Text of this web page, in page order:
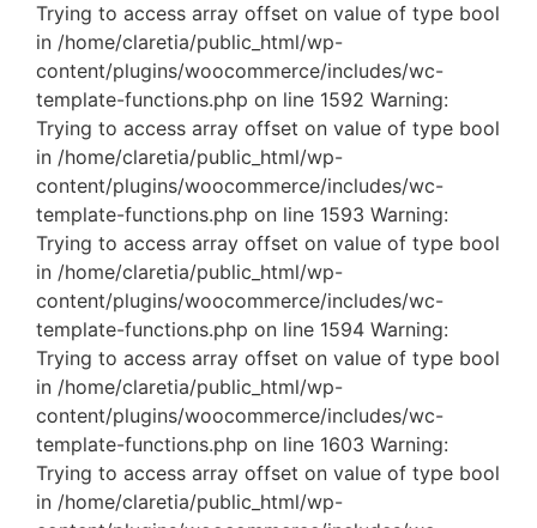
Trying to access array offset on value of type bool
in /home/claretia/public_html/wp-
content/plugins/woocommerce/includes/wc-
template-functions.php on line 1592 Warning:
Trying to access array offset on value of type bool
in /home/claretia/public_html/wp-
content/plugins/woocommerce/includes/wc-
template-functions.php on line 1593 Warning:
Trying to access array offset on value of type bool
in /home/claretia/public_html/wp-
content/plugins/woocommerce/includes/wc-
template-functions.php on line 1594 Warning:
Trying to access array offset on value of type bool
in /home/claretia/public_html/wp-
content/plugins/woocommerce/includes/wc-
template-functions.php on line 1603 Warning:
Trying to access array offset on value of type bool
in /home/claretia/public_html/wp-